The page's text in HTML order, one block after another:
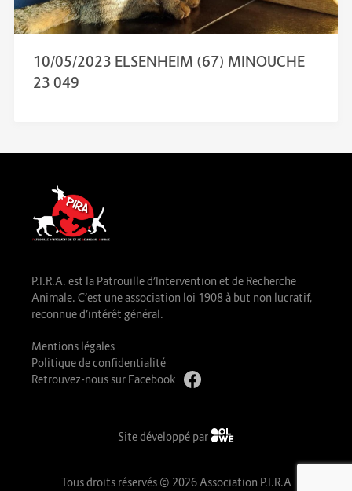
10/05/2023 ELSENHEIM (67) MINOUCHE
23 049
P.I.R.A. est la Patrouille d’Intervention et de Recherche
Animale. C’est une association loi 1908 à but non lucratif,
reconnue d’intérêt général.
Mentions légales
Politique de confidentialité
Retrouvez-nous sur Facebook
Site développé par
Tous droits réservés © 2026 Association P.I.R.A